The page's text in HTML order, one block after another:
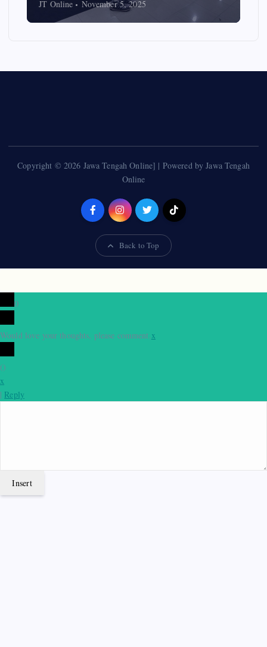
JT Online October 7, 2025
Copyright © 2026 Jawa Tengah Online] | Powered by Jawa Tengah
Online
Back to Top
0
Would love your thoughts, please comment.x
()
x
| Reply
Insert